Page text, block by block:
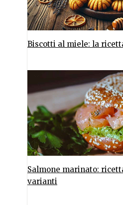
Biscotti al miele: la
Salmone marinato:
varianti